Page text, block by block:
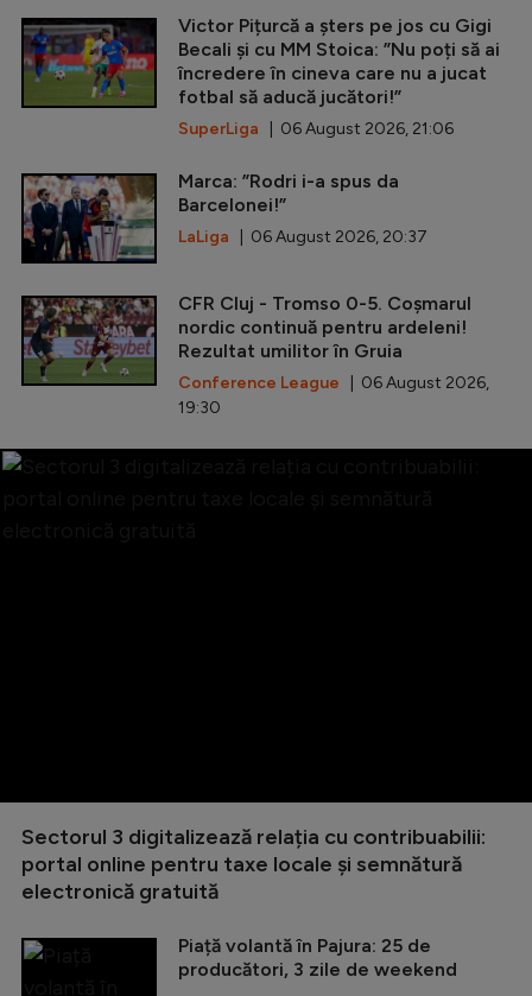
Victor Pițurcă a șters pe jos cu Gigi
Becali și cu MM Stoica: ”Nu poți să ai
încredere în cineva care nu a jucat
fotbal să aducă jucători!”
SuperLiga | 06 August 2026, 21:06
Marca: ”Rodri i-a spus da
Barcelonei!”
LaLiga | 06 August 2026, 20:37
CFR Cluj - Tromso 0-5. Coșmarul
nordic continuă pentru ardeleni!
Rezultat umilitor în Gruia
Conference League | 06 August 2026,
19:30
Sectorul 3 digitalizează relația cu contribuabilii:
portal online pentru taxe locale și semnătură
electronică gratuită
Piață volantă în Pajura: 25 de
producători, 3 zile de weekend